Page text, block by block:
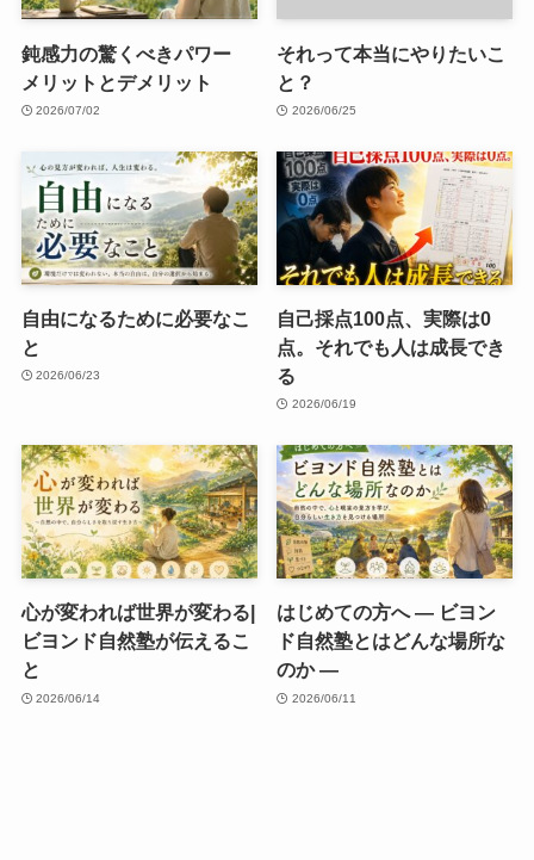
鈍感力の驚くべきパワー
メリットとデメリット
2026/07/02
それって本当にやりたいこ
と？
2026/06/25
自由になるために必要なこ
と
2026/06/23
自己採点100点、実際は0
点。それでも人は成長でき
る
2026/06/19
心が変われば世界が変わる|
ビヨンド自然塾が伝えるこ
と
2026/06/14
はじめての方へ ― ビヨン
ド自然塾とはどんな場所な
のか ―
2026/06/11